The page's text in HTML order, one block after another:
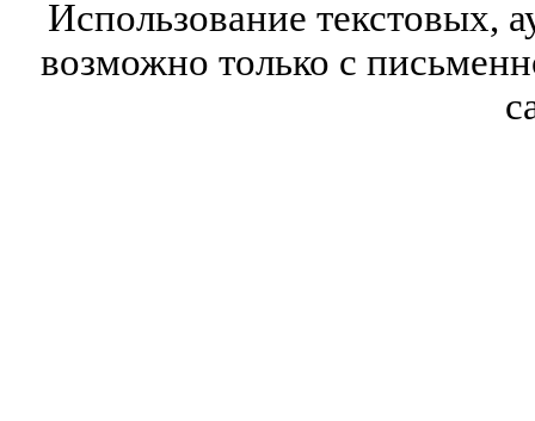
Использование текстовых,
возможно только с